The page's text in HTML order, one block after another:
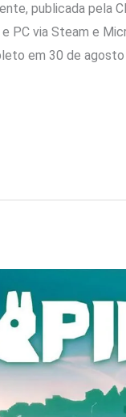
publicada pela
PC via Steam e
em 30 de